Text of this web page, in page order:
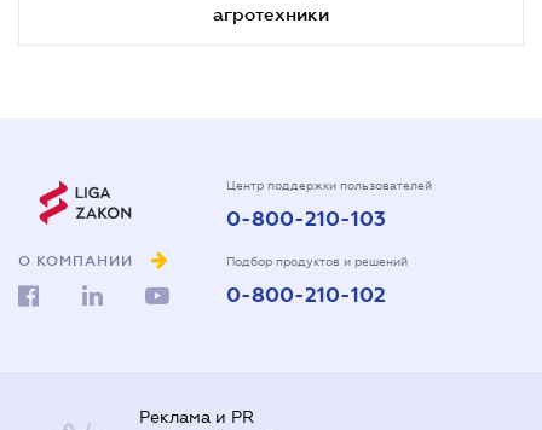
агротехники
О КОМПАНИИ
Центр поддержки пользователей
0-800-210-103
Подбор продуктов и решений
0-800-210-102
Реклама и PR